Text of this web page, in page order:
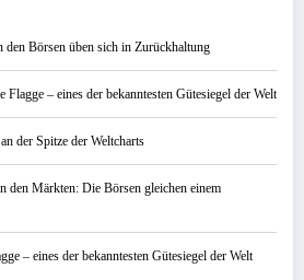
den Börsen üben sich in Zurückhaltung
Flagge – eines der bekanntesten Gütesiegel der Welt
der Spitze der Weltcharts
den Märkten: Die Börsen gleichen einem
– eines der bekanntesten Gütesiegel der Welt